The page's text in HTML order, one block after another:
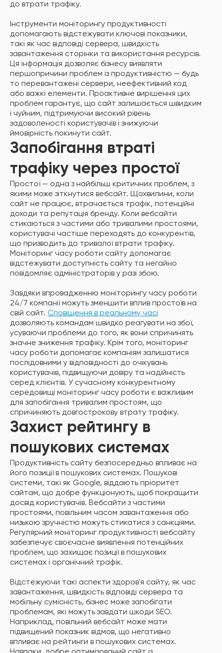
до втрати трафіку.
Інструменти моніторингу продуктивності
допомагають відстежувати ключові показники,
такі як час відповіді сервера, швидкість
завантаження сторінки та використання ресурсів.
Ця інформація дозволяє бізнесу виявляти
першопричини проблем із продуктивністю — будь
то перевантажені сервери, неефективний код
або важкі елементи. Проактивне вирішення цих
проблем гарантує, що сайт залишається швидким
і чуйним, підтримуючи високий рівень
задоволеності користувачів і знижуючи
ймовірність покинути сайт.
Запобігання втраті
трафіку через простої
Простої — одна з найбільш критичних проблем, з
якими може зіткнутися вебсайт. Щохвилини, коли
сайт не працює, втрачається трафік, потенційні
доходи та репутація бренду. Коли вебсайти
стикаються з частими або тривалими простоями,
користувачі частіше переходять до конкурентів,
що призводить до тривалої втрати трафіку.
Моніторинг часу роботи сайту допомагає
відстежувати доступність сайту та негайно
повідомляє адміністраторів у разі збою.
Завдяки впровадженню моніторингу часу роботи
24/7 компанії можуть зменшити вплив простоїв на
свій сайт. Сповіщення в реальному часі
дозволяють командам швидко реагувати на збої,
усуваючи проблеми до того, як вони спричинять
значне зниження трафіку. Крім того, моніторинг
часу роботи допомагає компаніям залишатися
послідовними у відповідності до очікувань
користувачів, підвищуючи довіру та надійність
серед клієнтів. У сучасному конкурентному
середовищі моніторинг часу роботи є важливим
для запобігання тривалим простоям, що
спричиняють довгострокову втрату трафіку.
Захист рейтингу в
пошукових системах
Продуктивність сайту безпосередньо впливає на
його позиції в пошукових системах. Пошукові
системи, такі як Google, віддають пріоритет
сайтам, що добре функціонують, щоб покращити
досвід користувачів. Вебсайти з частими
простоями, повільним часом завантаження або
низькою зручністю можуть стикатися з санкціями.
Регулярний моніторинг продуктивності вебсайту
забезпечує своєчасне виявлення потенційних
проблем, що захищає позиції в пошукових
системах і органічний трафік.
Відстежуючи такі аспекти здоров'я сайту, як час
завантаження, швидкість відповіді сервера та
мобільну сумісність, бізнес може запобігати
проблемам, які можуть завдати шкоди SEO.
Наприклад, повільний вебсайт може мати
підвищений показник відмов, що негативно
впливає на рейтинги в пошукових системах.